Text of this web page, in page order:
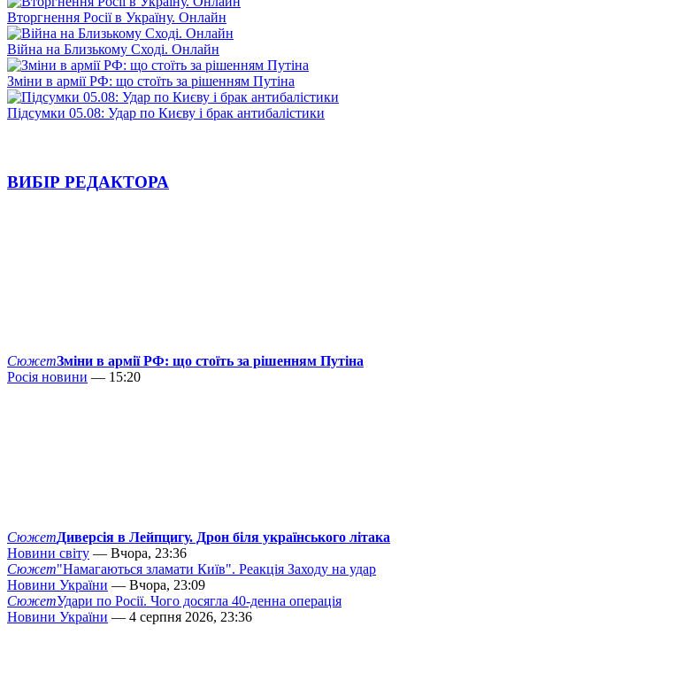
Вторгнення Росії в Україну. Онлайн
Війна на Близькому Сході. Онлайн
Зміни в армії РФ: що стоїть за рішенням Путіна
Підсумки 05.08: Удар по Києву і брак антибалістики
ВИБІР РЕДАКТОРА
СюжетЗміни в армії РФ: що стоїть за рішенням Путіна
Росія новини — 15:20
СюжетДиверсія в Лейпцигу. Дрон біля українського літака
Новини світу — Вчора, 23:36
Сюжет"Намагаються зламати Київ". Реакція Заходу на удар
Новини України — Вчора, 23:09
СюжетУдари по Росії. Чого досягла 40-денна операція
Новини України — 4 серпня 2026, 23:36